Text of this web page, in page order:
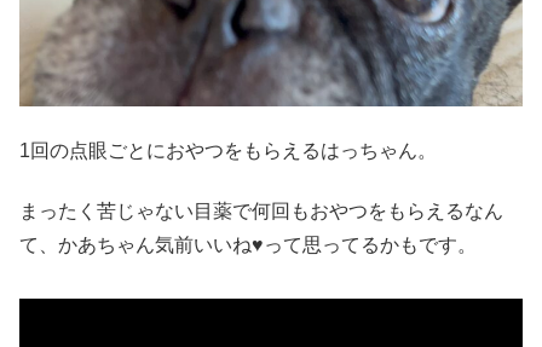
1回の点眼ごとにおやつをもらえるはっちゃん。
まったく苦じゃない目薬で何回もおやつをもらえるなん
て、かあちゃん気前いいね♥って思ってるかもです。